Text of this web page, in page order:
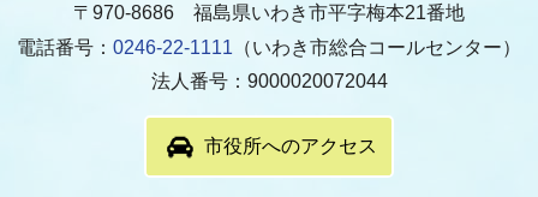
〒970-8686 福島県いわき市平字梅本21番地
電話番号： 0246-22-1111 （いわき市総合コールセンター）
法人番号：9000020072044
市役所へのアクセス